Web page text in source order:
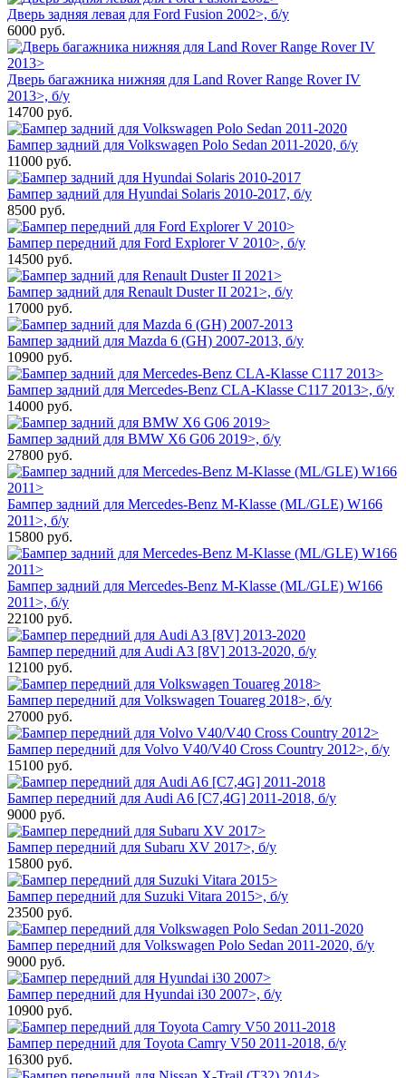
Дверь задняя левая для Ford Fusion 2002>, б/у
6000 руб.
Дверь багажника нижняя для Land Rover Range Rover IV
2013>, б/у
14700 руб.
Бампер задний для Volkswagen Polo Sedan 2011-2020, б/у
11000 руб.
Бампер задний для Hyundai Solaris 2010-2017, б/у
8500 руб.
Бампер передний для Ford Explorer V 2010>, б/у
14500 руб.
Бампер задний для Renault Duster II 2021>, б/у
17000 руб.
Бампер задний для Mazda 6 (GH) 2007-2013, б/у
10900 руб.
Бампер задний для Mercedes-Benz CLA-Klasse C117 2013>, б/у
14000 руб.
Бампер задний для BMW X6 G06 2019>, б/у
27800 руб.
Бампер задний для Mercedes-Benz M-Klasse (ML/GLE) W166
2011>, б/у
15800 руб.
Бампер задний для Mercedes-Benz M-Klasse (ML/GLE) W166
2011>, б/у
22100 руб.
Бампер передний для Audi A3 [8V] 2013-2020, б/у
12100 руб.
Бампер передний для Volkswagen Touareg 2018>, б/у
27000 руб.
Бампер передний для Volvo V40/V40 Cross Country 2012>, б/у
15100 руб.
Бампер передний для Audi A6 [C7,4G] 2011-2018, б/у
9000 руб.
Бампер передний для Subaru XV 2017>, б/у
15800 руб.
Бампер передний для Suzuki Vitara 2015>, б/у
23500 руб.
Бампер передний для Volkswagen Polo Sedan 2011-2020, б/у
9000 руб.
Бампер передний для Hyundai i30 2007>, б/у
10900 руб.
Бампер передний для Toyota Camry V50 2011-2018, б/у
16300 руб.